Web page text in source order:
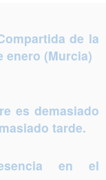
de la
enero (Murcia)
es demasiado
tarde.
en el